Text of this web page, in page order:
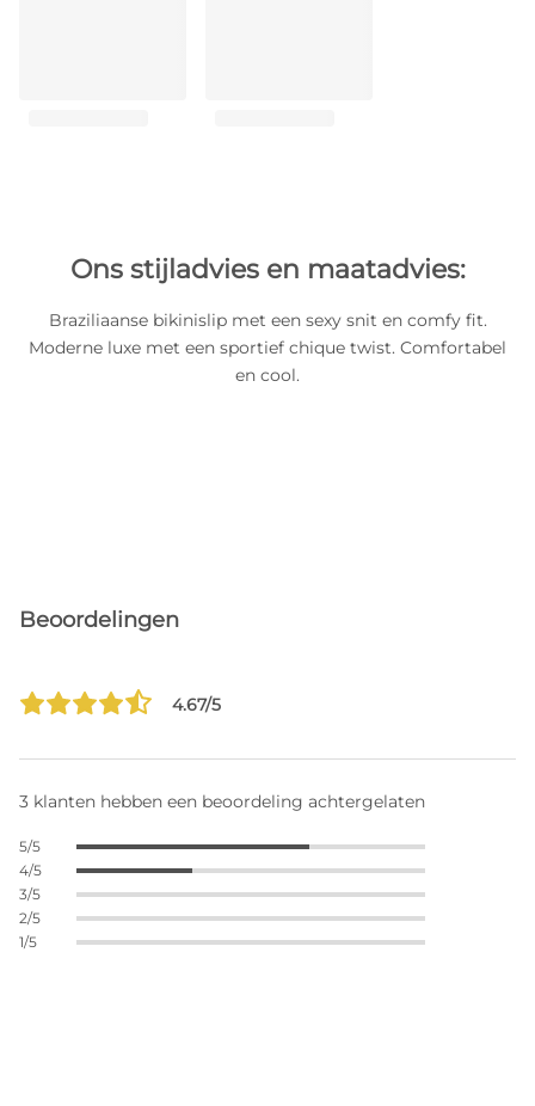
Ons stijladvies en maatadvies:
Braziliaanse bikinislip met een sexy snit en comfy fit.
Moderne luxe met een sportief chique twist. Comfortabel
en cool.
Beoordelingen
4.67/5
3 klanten hebben een beoordeling achtergelaten
5/5
4/5
3/5
2/5
1/5